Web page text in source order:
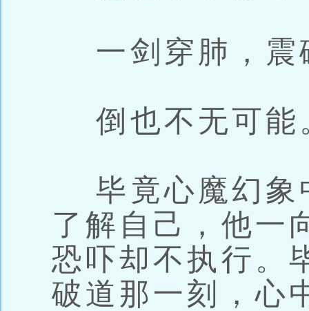
一剑穿肺，震
倒也不无可能
毕竟心魔幻象
了解自己，他一
恐吓却不执行。
破道那一刻，心